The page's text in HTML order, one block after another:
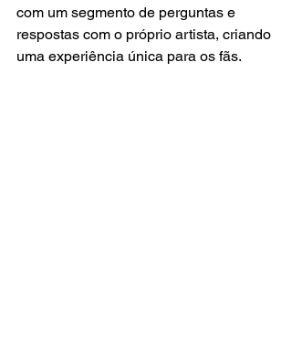
com um segmento de perguntas e
respostas com o próprio artista, criando
uma experiência única para os fãs.